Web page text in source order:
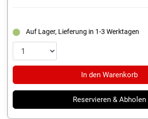
Auf Lager, Lieferung in 1-3 Werktagen
In den Warenkorb
Reservieren & Abholen